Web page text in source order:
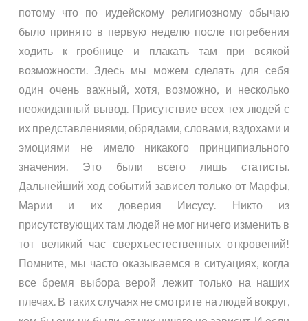
потому что по иудейскому религиозному обычаю
было принято в первую неделю после погребения
ходить к гробнице и плакать там при всякой
возможности. Здесь мы можем сделать для себя
один очень важный, хотя, возможно, и несколько
неожиданный вывод. Присутствие всех тех людей с
их представлениями, обрядами, словами, вздохами и
эмоциями не имело никакого принципиального
значения. Это были всего лишь статисты.
Дальнейший ход событий зависел только от Марфы,
Марии и их доверия Иисусу. Никто из
присутствующих там людей не мог ничего изменить в
тот великий час сверхъестественных откровений!
Помните, мы часто оказываемся в ситуациях, когда
все бремя выбора верой лежит только на наших
плечах. В таких случаях не смотрите на людей вокруг,